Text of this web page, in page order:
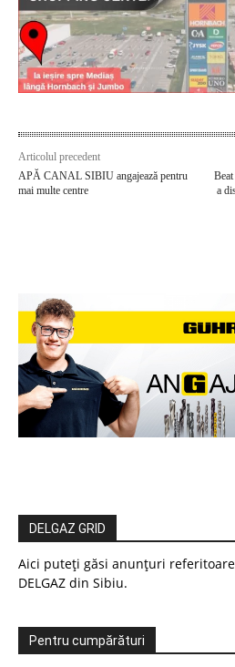
Articolul precedent
APĂ CANAL SIBIU angajează pentru
mai multe centre
a
DELGAZ GRID
Aici puteți găsi anunțuri
DELGAZ din Sibiu.
Pentru cumpărături